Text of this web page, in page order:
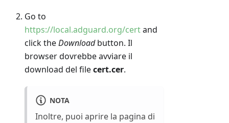
Go to
https://local.adguard.org/certand
click theDownloadbutton. Il
browser dovrebbe avviare il
download del filecert.cer.
NOTA
Inoltre, puoi aprire la pagina di